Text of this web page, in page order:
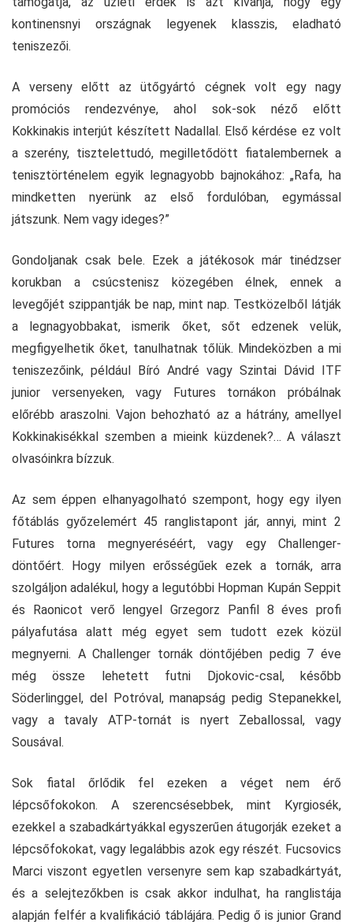
kontinensnyi országnak legyenek klasszis, eladható
teniszezői.
A verseny előtt az ütőgyártó cégnek volt egy nagy
promóciós rendezvénye, ahol sok-sok néző előtt
Kokkinakis interjút készített Nadallal. Első kérdése ez volt
a szerény, tisztelettudó, megilletődött fiatalembernek a
tenisztörténelem egyik legnagyobb bajnokához: „Rafa, ha
mindketten nyerünk az első fordulóban, egymással
játszunk. Nem vagy ideges?”
Gondoljanak csak bele. Ezek a játékosok már tinédzser
korukban a csúcstenisz közegében élnek, ennek a
levegőjét szippantják be nap, mint nap. Testközelből látják
a legnagyobbakat, ismerik őket, sőt edzenek velük,
megfigyelhetik őket, tanulhatnak tőlük. Mindeközben a mi
teniszezőink, például Bíró André vagy Szintai Dávid ITF
junior versenyeken, vagy Futures tornákon próbálnak
előrébb araszolni. Vajon behozható az a hátrány, amellyel
Kokkinakisékkal szemben a mieink küzdenek?… A választ
olvasóinkra bízzuk.
Az sem éppen elhanyagolható szempont, hogy egy ilyen
főtáblás győzelemért 45 ranglistapont jár, annyi, mint 2
Futures torna megnyeréséért, vagy egy Challenger-
döntőért. Hogy milyen erősségűek ezek a tornák, arra
szolgáljon adalékul, hogy a legutóbbi Hopman Kupán Seppit
és Raonicot verő lengyel Grzegorz Panfil 8 éves profi
pályafutása alatt még egyet sem tudott ezek közül
megnyerni. A Challenger tornák döntőjében pedig 7 éve
még össze lehetett futni Djokovic-csal, később
Söderlinggel, del Potróval, manapság pedig Stepanekkel,
vagy a tavaly ATP-tornát is nyert Zeballossal, vagy
Sousával.
Sok fiatal őrlődik fel ezeken a véget nem érő
lépcsőfokokon. A szerencsésebbek, mint Kyrgiosék,
ezekkel a szabadkártyákkal egyszerűen átugorják ezeket a
lépcsőfokokat, vagy legalábbis azok egy részét. Fucsovics
Marci viszont egyetlen versenyre sem kap szabadkártyát,
és a selejtezőkben is csak akkor indulhat, ha ranglistája
alapján felfér a kvalifikáció táblájára. Pedig ő is junior Grand